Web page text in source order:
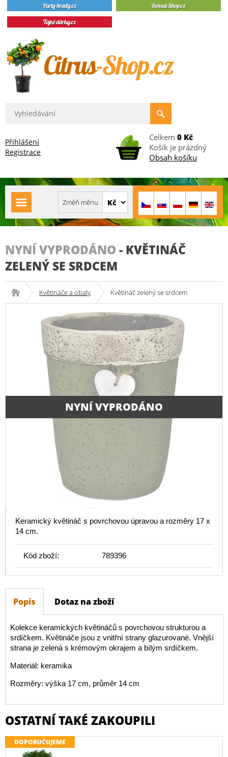
Přihlášení
Registrace
Celkem 0 Kč
Košík je prázdný
Obsah košíku
NYNÍ VYPRODÁNO - KVĚTINÁČ
ZELENÝ SE SRDCEM
Květináče a obaly Květináč zelený se srdcem
NYNÍ VYPRODÁNO
Keramický květináč s povrchovou úpravou a rozměry 17 x
14 cm.
Kód zboží: 789396
Popis Dotaz na zboží
Kolekce keramických květináčů s povrchovou strukturou a
srdíčkem. Květináče jsou z vnitřní strany glazurované. Vnější
strana je zelená s krémovým okrajem a bílým srdíčkem.
Materiál: keramika
Rozměry: výška 17 cm, průměr 14 cm
OSTATNÍ TAKÉ ZAKOUPILI
DOPORUČUJEME